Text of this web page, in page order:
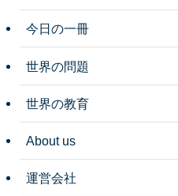
今日の一冊
世界の問題
世界の教育
About us
運営会社